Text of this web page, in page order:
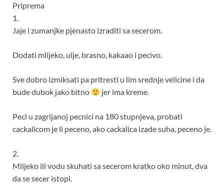
Priprema
1.
Jaje i zumanjke pjenasto izraditi sa secerom.
Dodati mlijeko, ulje, brasno, kakaao i pecivo.
Sve dobro izmiksati pa pritresti u lim srednje velicine i da
bude dubok jako bitno
jer ima kreme.
Peci u zagrijanoj pecnici na 180 stupnjeva, probati
cackalicom je li peceno, ako cackalica izade suha, peceno je.
2.
Mlijeko ili vodu skuhati sa secerom kratko oko minut, dva
da se secer istopi.